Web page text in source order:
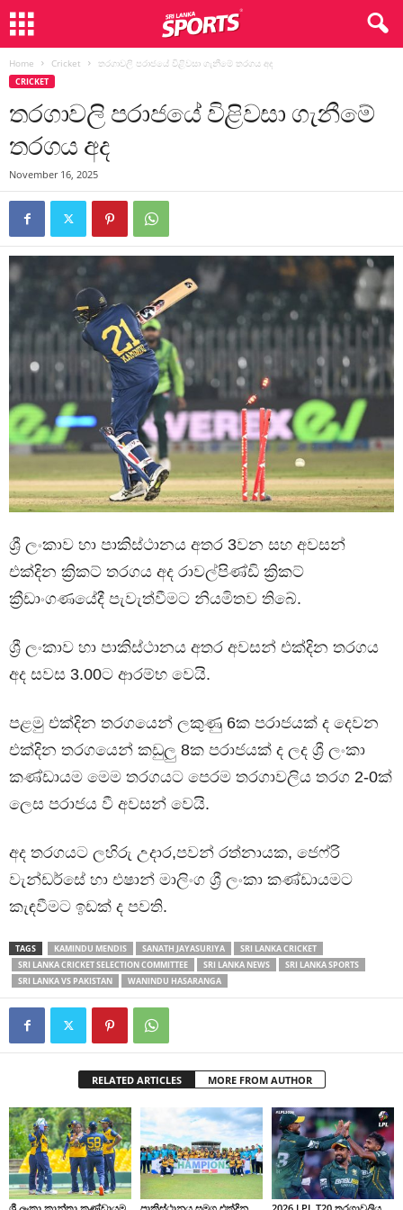
Home Cricket තරගාවලි පරාජයේ විළිවසා ගැනීමේ තරගය අද
CRICKET
තරගාවලි පරාජයේ විළිවසා ගැනීමේ
තරගය අද
November 16, 2025
ශ්‍රී ලංකාව හා පාකිස්ථානය අතර 3වන සහ අවසන්
එක්දින ක්‍රිකට් තරගය අද රාවල්පිණ්ඩි ක්‍රිකට්
ක්‍රීඩාංගණයේදී පැවැත්වීමට නියමිතව තිබේ.
ශ්‍රී ලංකාව හා පාකිස්ථානය අතර අවසන් එක්දින තරගය
අද සවස 3.00ට ආරම්භ වෙයි.
පළමු එක්දින තරගයෙන් ලකුණු 6ක පරාජයක් ද දෙවන
එක්දින තරගයෙන් කඩුලු 8ක පරාජයක් ද ලද ශ්‍රී ලංකා
කණ්ඩායම මෙම තරගයට පෙරම තරගාවලිය තරග 2-0ක්
ලෙස පරාජය වී අවසන්‍ වෙයි.
අද තරගයට ලහිරු උදාර,පවන් රත්නායක, ජෙෆ්රි
වැන්ඩර්සේ හා එෂාන් මාලිංග ශ්‍රී ලංකා කණ්ඩායමට
කැඳවීමට ඉඩක් ද පවති.
TAGS KAMINDU MENDIS SANATH JAYASURIYA
SRI LANKA CRICKET
SRI LANKA CRICKET SELECTION COMMITTEE
SRI LANKA NEWS
SRI LANKA SPORTS
SRI LANKA VS PAKISTAN
WANINDU HASARANGA
RELATED ARTICLES MORE FROM AUTHOR